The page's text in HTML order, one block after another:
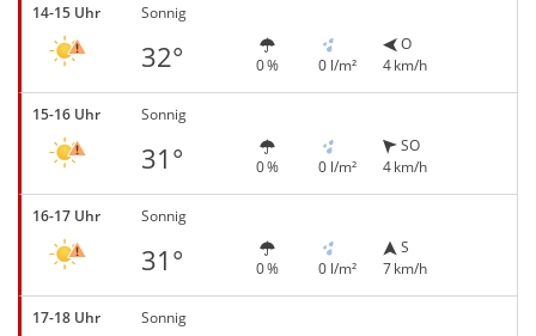
14-15 Uhr Sonnig
32° 0 % 0 l/m²
O
4 km/h
15-16 Uhr Sonnig
31° 0 % 0 l/m²
SO
4 km/h
16-17 Uhr Sonnig
31° 0 % 0 l/m²
S
7 km/h
17-18 Uhr Sonnig